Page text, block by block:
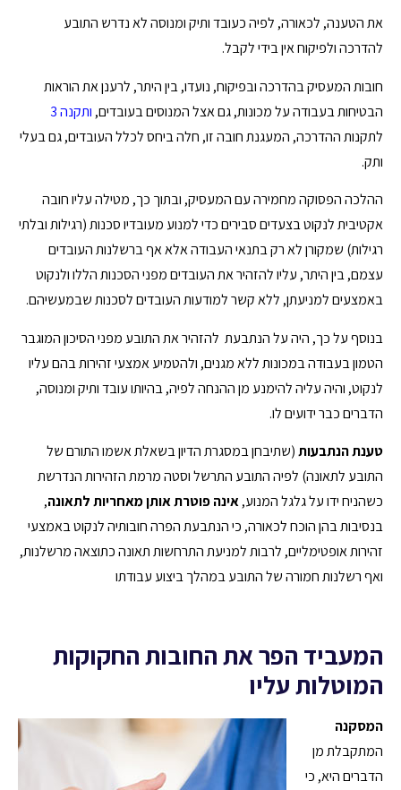
את הטענה, לכאורה, לפיה כעובד ותיק ומנוסה לא נדרש התובע
להדרכה ולפיקוח אין בידי לקבל.
חובות המעסיק בהדרכה ובפיקוח, נועדו, בין היתר, לרענן את הוראות
הבטיחות בעבודה על מכונות, גם אצל המנוסים בעובדים, ותקנה 3
לתקנות ההדרכה, המעגנת חובה זו, חלה ביחס לכלל העובדים, גם בעלי
ותק.
ההלכה הפסוקה מחמירה עם המעסיק, ובתוך כך, מטילה עליו חובה
אקטיבית לנקוט בצעדים סבירים כדי למנוע מעובדיו סכנות (רגילות ובלתי
רגילות) שמקורן לא רק בתנאי העבודה אלא אף ברשלנות העובדים
עצמם, בין היתר, עליו להזהיר את העובדים מפני הסכנות הללו ולנקוט
באמצעים למניעתן, ללא קשר למודעות העובדים לסכנות שבמעשיהם.
בנוסף על כך, היה על הנתבעת להזהיר את התובע מפני הסיכון המוגבר
הטמון בעבודה במכונות ללא מגנים, ולהטמיע אמצעי זהירות בהם עליו
לנקוט, והיה עליה להימנע מן ההנחה לפיה, בהיותו עובד ותיק ומנוסה,
הדברים כבר ידועים לו.
טענת הנתבעות(שתיבחן במסגרת הדיון בשאלת אשמו התורם של
התובע לתאונה) לפיה התובע התרשל וסטה מרמת הזהירות הנדרשת
כשהניח ידו על גלגל המנוע,אינה פוטרת אותן מאחריות לתאונה,
בנסיבות בהן הוכח לכאורה, כי הנתבעת הפרה חובותיה לנקוט באמצעי
זהירות אופטימליים, לרבות למניעת התרחשות תאונה כתוצאה מרשלנות,
ואף רשלנות חמורה של התובע במהלך ביצוע עבודתו
המעביד הפר את החובות החקוקות
המוטלות עליו
המסקנה
המתקבלת מן
הדברים היא, כי